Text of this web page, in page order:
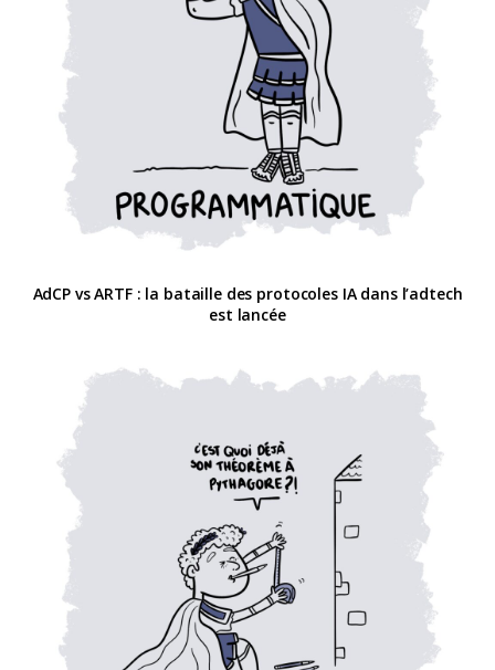
AdCP vs ARTF : la bataille des protocoles IA dans l’adtech
est lancée